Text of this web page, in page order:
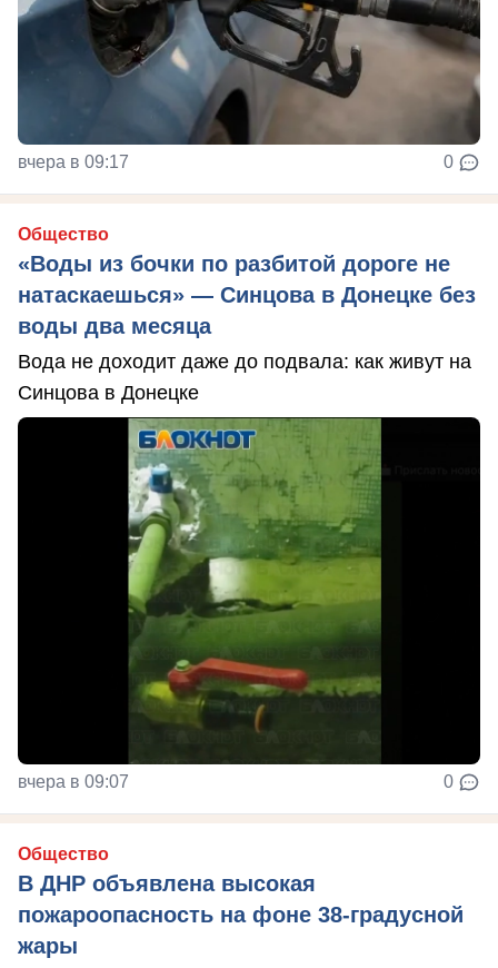
вчера в 09:17 0
Общество
«Воды из бочки по разбитой дороге не
натаскаешься» — Синцова в Донецке без
воды два месяца
Вода не доходит даже до подвала: как живут на
Синцова в Донецке
вчера в 09:07 0
Общество
В ДНР объявлена высокая
пожароопасность на фоне 38-градусной
жары